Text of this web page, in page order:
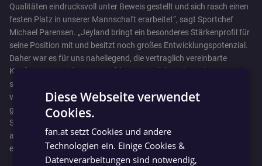
Qualitäten eindrucksvoll unter Beweis gestellt und sich rasch einen
festen Platz in unserer Mannschaft erarbeitet“, sagt Sportchef
Michael Parensen. „Jeyland bringt ein besonderes Stärkenprofil für
seine Position mit und besitzt noch großes Entwicklungspotenzial.
Daher war es für uns naheliegend, die vertraglich vereinbarte
Kaufoption zu ziehen – sowohl aus sportlicher als auch aus
strategischer Sicht“, gibt der Sportdirektor einen Teil des Plans zu
verstehen. Somit hat Sturm nun eine im besten Fall
gewinnbringende Transferaktie mehr im Kader. Ob und wie viele
Spiele Mitchell, der sich gerade für die WM vorbereitet, für Sturm
absolvieren wird, bleibt abzuwarten. Ebenfalls, ob er vielleicht als
ein Top-Transfer in die Klubhistorie eingeht.
Diese Webseite verwendet
Cookies.
fan.at setzt Cookies und andere
Technologien ein. Einige Cookies &
Datenverarbeitungen sind notwendig,